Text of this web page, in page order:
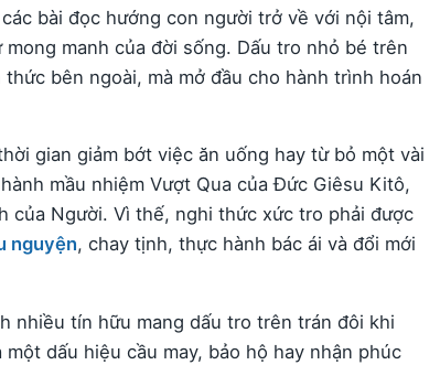
bài đọc hướng con người trở về với nội tâm,
manh của đời sống. Dấu tro nhỏ bé trên
bên ngoài, mà mở đầu cho hành trình hoán
gian giảm bớt việc ăn uống hay từ bỏ một vài
mầu nhiệm Vượt Qua của Đức Giêsu Kitô,
của Người. Vì thế, nghi thức xức tro phải được
nguyện, chay tịnh, thực hành bác ái và đổi mới
nhiều tín hữu mang dấu tro trên trán đôi khi
dấu hiệu cầu may, bảo hộ hay nhận phúc